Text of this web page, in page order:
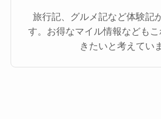
旅行記、グルメ記など体験記
す。お得なマイル情報なども
きたいと考えてい